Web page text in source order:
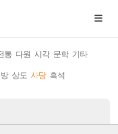
통 다원 시각 문학 기타
상도 사당 흑석